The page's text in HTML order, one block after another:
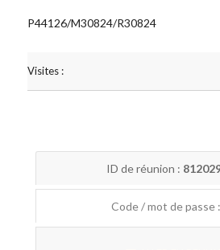
P44126/M30824/R30824
Visites :
ID de réunion :
Code / mot de passe :